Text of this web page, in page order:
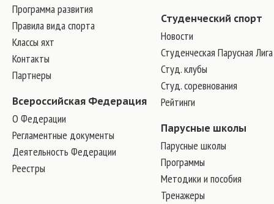
Программа развития
Правила вида спорта
Классы яхт
Контакты
Партнеры
Всероссийская Федерация
О Федерации
Регламентные документы
Деятельность Федерации
Реестры
Студенческий спорт
Новости
Студенческая Парусная Лига
Студ. клубы
Студ. соревнования
Рейтинги
Парусные школы
Парусные школы
Программы
Методики и пособия
Тренажеры